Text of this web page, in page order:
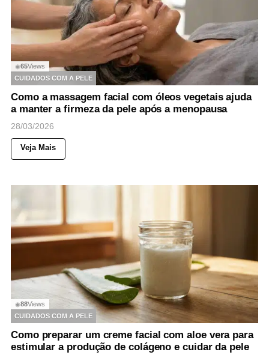
◉65Views
CUIDADOS COM A PELE
Como a massagem facial com óleos vegetais ajuda
a manter a firmeza da pele após a menopausa
28/03/2026
Veja Mais
◉88Views
CUIDADOS COM A PELE
Como preparar um creme facial com aloe vera para
estimular a produção de colágeno e cuidar da pele